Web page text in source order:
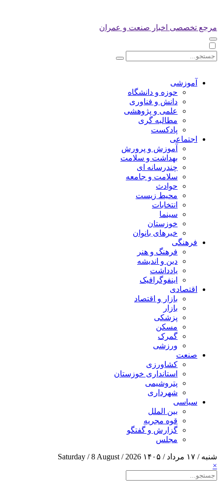
مرجع تخصصی اخبار صنعت و عمران
آموزشی
حوزه و دانشگاه
دانش و فناوری
علمی و پژوهشی
مطالبه گری
پادکست
اجتماعی
آموزش و پرورش
بهداشت و سلامت
چندرسانه ای
سلامت و جامعه
حوادث
محیط زیست
انتخابات
سینما
خوزستان
خبرهای بانوان
فرهنگی
فرهنگ و هنر
دین و اندیشه
یادداشت
اینفوگرافیک
اقتصادی
بازار و اقتصاد
بازار
پزشکی
مسکن
گمرک
ورزشی
صنعت
کشاورزی
استانداری خوزستان
پتروشیمی
شهرداری
سیاسی
بین الملل
قوه مجریه
گزارش و گفتگو
مجلس
شنبه / ۱۷ مرداد / ۱۴۰۵
Saturday / 8 August / 2026
×